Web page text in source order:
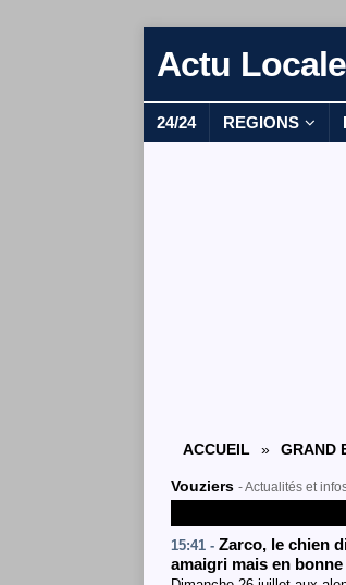
Actu
24/24 REGIONS
ACCUEIL » GRAND
Vouziers - Actualités et
15:41 - Zarco, le chien
amaigri mais en bonne